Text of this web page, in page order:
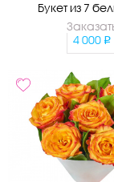
Букет из 7
4 000